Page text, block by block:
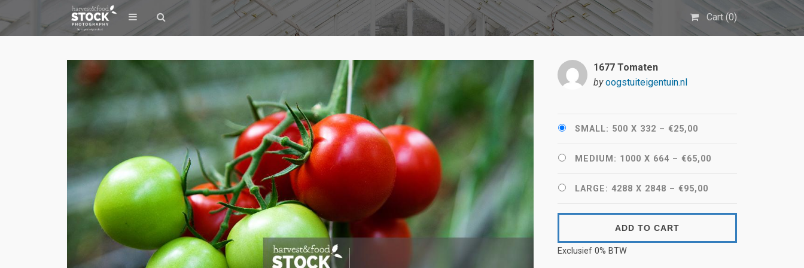
Cart (0)
1677 Tomaten
by oogstuiteigentuin.nl
SMALL: 500 X 332 – €25,00
MEDIUM: 1000 X 664 – €65,00
LARGE: 4288 X 2848 – €95,00
ADD TO CART
Exclusief 0% BTW